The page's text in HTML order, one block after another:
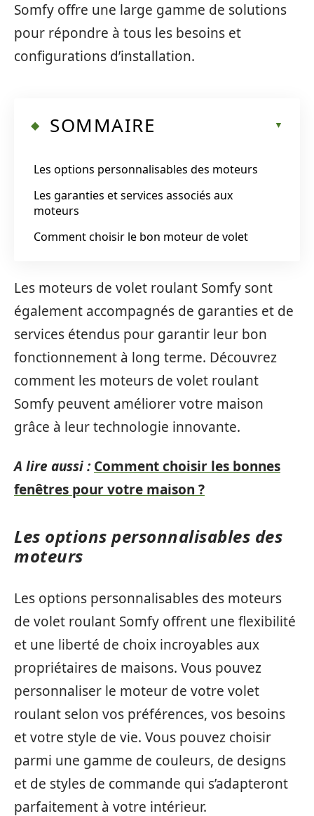
Somfy offre une large gamme de solutions
pour répondre à tous les besoins et
configurations d’installation.
SOMMAIRE
Les options personnalisables des moteurs
Les garanties et services associés aux
moteurs
Comment choisir le bon moteur de volet
Les moteurs de volet roulant Somfy sont
également accompagnés de garanties et de
services étendus pour garantir leur bon
fonctionnement à long terme. Découvrez
comment les moteurs de volet roulant
Somfy peuvent améliorer votre maison
grâce à leur technologie innovante.
A lire aussi : Comment choisir les bonnes
fenêtres pour votre maison ?
Les options personnalisables des
moteurs
Les options personnalisables des moteurs
de volet roulant Somfy offrent une flexibilité
et une liberté de choix incroyables aux
propriétaires de maisons. Vous pouvez
personnaliser le moteur de votre volet
roulant selon vos préférences, vos besoins
et votre style de vie. Vous pouvez choisir
parmi une gamme de couleurs, de designs
et de styles de commande qui s’adapteront
parfaitement à votre intérieur.